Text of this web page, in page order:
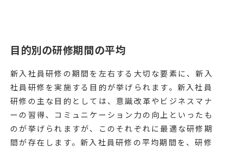
目的別の研修期間の平均
新入社員研修の期間を左右する大切な要素に、新入
社員研修を実施する目的が挙げられます。新入社員
研修の主な目的としては、意識改革やビジネスマナ
ーの習得、コミュニケーション力の向上といったも
のが挙げられますが、このそれぞれに最適な研修期
間が存在します。新入社員研修の平均期間を、研修